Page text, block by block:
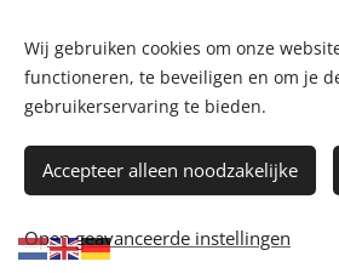
TOEVOEGEN AAN DE
Privacyverklaring
Aquariumhuis Friesland
Wij gebruiken cookies om onze
functioneren, te beveiligen en om je
gebruikerservaring te bieden.
Accepteer alleen noodzakelijke
Open geavanceerde instellingen